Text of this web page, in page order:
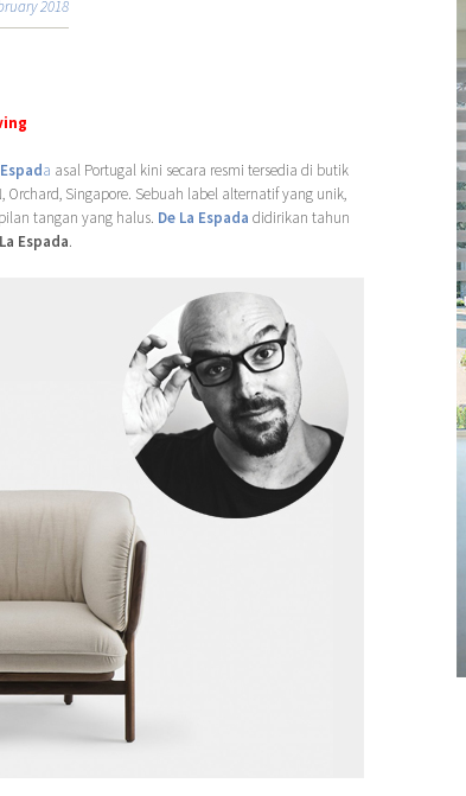
2018
a asal Portugal kini secara resmi tersedia di butik
Orchard, Singapore. Sebuah label alternatif yang unik,
tangan yang halus. De La Espada didirikan tahun
Espada.